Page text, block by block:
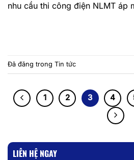
nhu cầu thi công điện NLMT áp
Đã đăng trong Tin tức
1 2 3 4
LIÊN HỆ NGAY